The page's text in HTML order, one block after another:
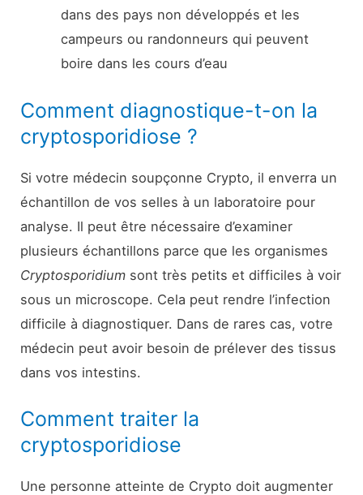
dans des pays non développés et les
campeurs ou randonneurs qui peuvent
boire dans les cours d’eau
Comment diagnostique-t-on la
cryptosporidiose ?
Si votre médecin soupçonne Crypto, il enverra un
échantillon de vos selles à un laboratoire pour
analyse. Il peut être nécessaire d’examiner
plusieurs échantillons parce que les organismes
Cryptosporidium sont très petits et difficiles à voir
sous un microscope. Cela peut rendre l’infection
difficile à diagnostiquer. Dans de rares cas, votre
médecin peut avoir besoin de prélever des tissus
dans vos intestins.
Comment traiter la
cryptosporidiose
Une personne atteinte de Crypto doit augmenter